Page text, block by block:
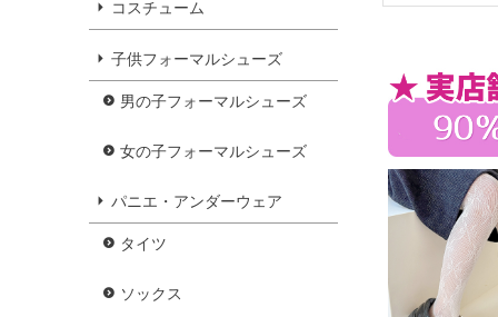
コスチューム
子供フォーマルシューズ
男の子フォーマルシューズ
女の子フォーマルシューズ
パニエ・アンダーウェア
タイツ
ソックス